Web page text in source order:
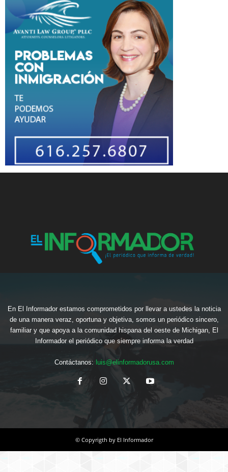
En El Informador estamos comprometidos por llevar a ustedes la noticia
de una manera veraz, oportuna y objetiva, somos un periódico sincero,
familiar y que apoya a la comunidad hispana del oeste de Michigan, El
Informador el periódico que siempre informa la verdad
Contáctanos: luis@elinformadorusa.com
© Copyrigth by El Informador